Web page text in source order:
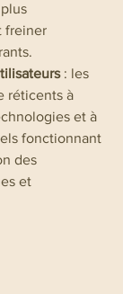
freiner
: les
réticents à
et à
fonctionnant
des
et